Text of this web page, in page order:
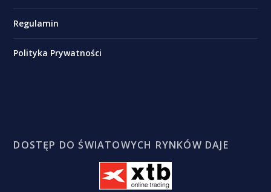
Regulamin
Polityka Prywatności
DOSTĘP DO ŚWIATOWYCH RYNKÓW DAJE